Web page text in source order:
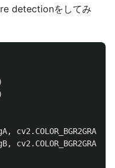
detectionをしてみ
, cv2 . COLOR_BGR2GRAY
, cv2 . COLOR_BGR2GRAY